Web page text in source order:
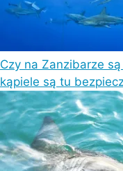
Czy na Zanzibarze
kąpiele są tu